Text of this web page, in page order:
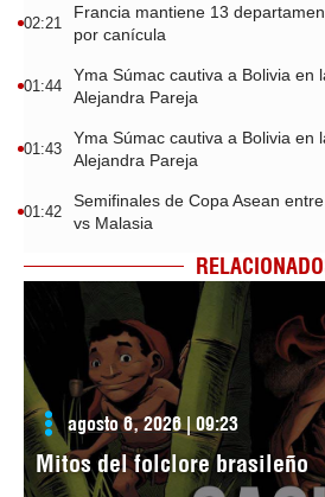
02:21
Francia mantiene 13
por canícula
01:44
Yma Súmac cautiva a Bolivia en
Alejandra Pareja
01:43
Yma Súmac cautiva a Bolivia en
Alejandra Pareja
01:42
Semifinales de Copa Asean
vs Malasia
agosto 6, 2026 | 09:23
Mitos del folclore brasileño